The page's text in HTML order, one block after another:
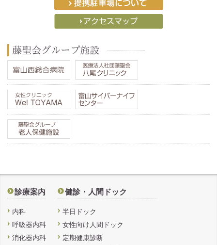
診療案内
内科
呼吸器内科
消化器内科
健診・人間ドック
半日ドック
女性向け人間ドック
定期健康診断